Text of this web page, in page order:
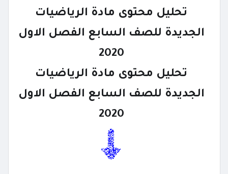
تحليل محتوى مادة الرياضيات
الجديدة للصف السابع الفصل الاول
2020
تحليل محتوى مادة الرياضيات
الجديدة للصف السابع الفصل الاول
2020